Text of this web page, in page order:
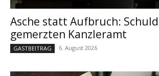
Asche statt Aufbruch:
gemerzten Kanzleramt
GASTBEITRAG 6. August 2026